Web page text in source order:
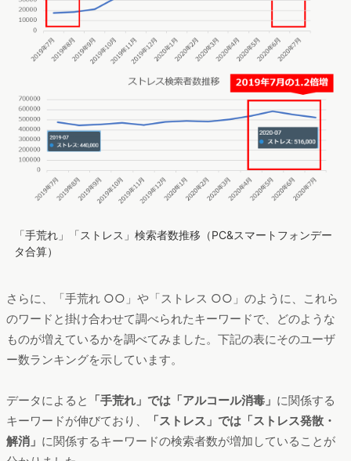
「手荒れ」「ストレス」検索者数推移（PC&スマートフォンデー
タ合算）
さらに、「手荒れ ○○」や「ストレス ○○」のように、これら
のワードと掛け合わせて調べられたキーワードで、どのような
ものが増えているかを調べてみました。下記の表にそのユーザ
ー数ランキングを示しています。
データによると 「手荒れ」では「アルコール消毒」 に関係する
キーワードが伸びており、
「ストレス」では「ストレス発散・
解消」 に関係するキーワードの検索者数が増加していることが